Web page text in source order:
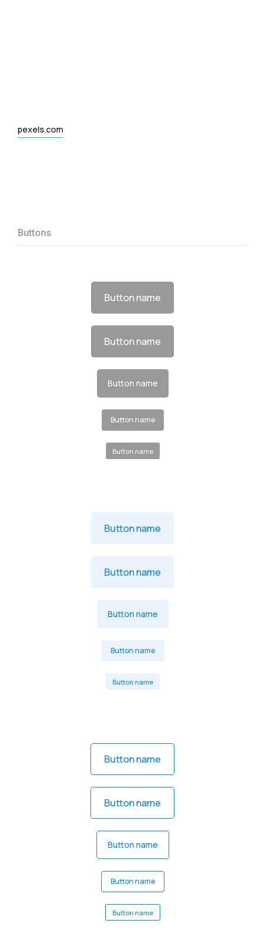
pexels.com
Buttons
Button name
Button name
Button name
Button name
Button name
Button name
Button name
Button name
Button name
Button name
Button name
Button name
Button name
Button name
Button name